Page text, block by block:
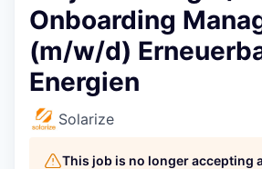
Onboarding
(m/w/d)
Energien
Solarize
This job is no longer accepting